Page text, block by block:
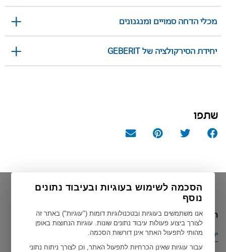
מכלי הדחה סמויים ומנגנונים
יחידת הסירקולציה של GEBERIT
שתפו
הסכמה לשימוש בעוגיות ובעיבוד נתונים
נוסף
אנו משתמשים בעוגיות ובטכנולוגיות דומות ("עוגיות") באתר זה
לצורך ביצוע פעולות עיבוד נתונים שונות. עוגיות הנחוצות באופן
מהותי לתפעול האתר אינן דורשות הסכמה.
עבור עוגיות שאינן הכרחיות לתפעול האתר, וכן לצורך ניתוח נתוני
הארץ הנוכחית שלך
ישראל